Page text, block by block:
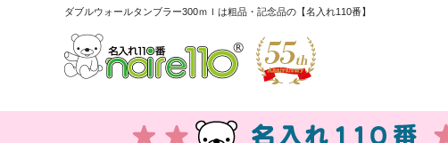
ダブルウォールタンブラー300ｍｌは粗品・記念品の【名入れ110番】